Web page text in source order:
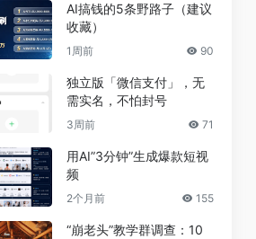
AI搞钱的5条野路子（建议
收藏）
1周前 90
独立版「微信支付」，无
需实名，不怕封号
3周前 71
用AI”3分钟”生成爆款短视
频
2个月前 155
“崩老头”教学群调查：10